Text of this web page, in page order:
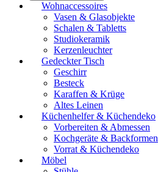
Wohnaccessoires
Vasen & Glasobjekte
Schalen & Tabletts
Studiokeramik
Kerzenleuchter
Gedeckter Tisch
Geschirr
Besteck
Karaffen & Krüge
Altes Leinen
Küchenhelfer & Küchendeko
Vorbereiten & Abmessen
Kochgeräte & Backformen
Vorrat & Küchendeko
Möbel